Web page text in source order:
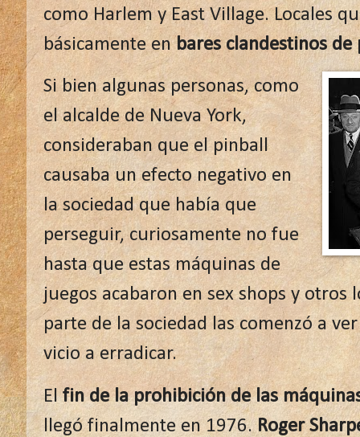
como Harlem y East Village. Locales
básicamente enbares clandestinos de
Si bien algunas personas, como
el alcalde de Nueva York,
consideraban que el pinball
causaba un efecto negativo en
la sociedad que había que
perseguir, curiosamente no fue
hasta que estas máquinas de
juegos acabaron en sex shops y otros
parte de la sociedad las comenzó a
vicio a erradicar.
Elfin de la prohibición de las
llegó finalmente en 1976.Roger